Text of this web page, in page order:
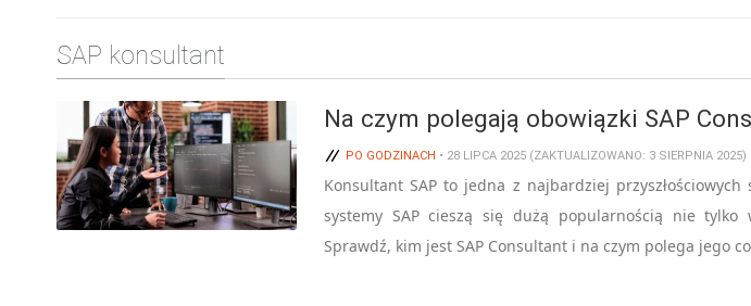
SAP konsultant
Na czym polegają obowiązki SAP
PO GODZINACH • 28 LIPCA 2025 (ZAKTUALIZOWANO: 3 SIERPNIA 2025)
Konsultant SAP to jedna z najbardziej
systemy SAP cieszą się dużą popularnością nie tylko
Sprawdź, kim jest SAP Consultant i na czym polega jego